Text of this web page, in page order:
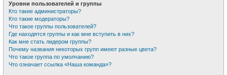
Уровни пользователей и группы
Кто такие администраторы?
Кто такие модераторы?
Что такое группы пользователей?
Где находятся группы и как мне вступить в них?
Как мне стать лидером группы?
Почему названия некоторых групп имеют разные цвета?
Что такое группа по умолчанию?
Что означает ссылка «Наша команда»?